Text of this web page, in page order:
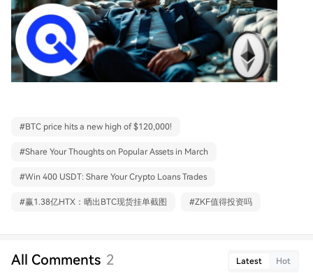
#BTC price hits a new high of $120,000!
#Share Your Thoughts on Popular Assets in March
#Win 400 USDT: Share Your Crypto Loans Trades
#赢1.38亿HTX：晒出BTC现货挂单截图 #ZKF值得投资吗
All Comments 2 Latest Hot